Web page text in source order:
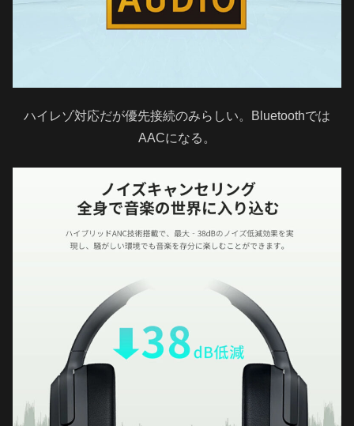
ハイレゾ対応だが優先接続のみらしい。Bluetoothでは
AACになる。